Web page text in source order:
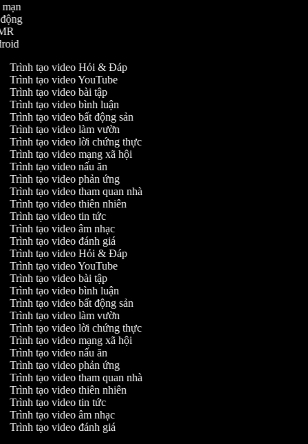
mạn
Trình tạo video Hỏi & Đáp
Trình tạo video YouTube
Trình tạo video bài tập
Trình tạo video bình luận
Trình tạo video bất động sản
Trình tạo video làm vườn
Trình tạo video lời chứng thực
Trình tạo video mạng xã hội
Trình tạo video nấu ăn
Trình tạo video phản ứng
Trình tạo video tham quan nhà
Trình tạo video thiên nhiên
Trình tạo video tin tức
Trình tạo video âm nhạc
Trình tạo video đánh giá
Trình tạo video Hỏi & Đáp
Trình tạo video YouTube
Trình tạo video bài tập
Trình tạo video bình luận
Trình tạo video bất động sản
Trình tạo video làm vườn
Trình tạo video lời chứng thực
Trình tạo video mạng xã hội
Trình tạo video nấu ăn
Trình tạo video phản ứng
Trình tạo video tham quan nhà
Trình tạo video thiên nhiên
Trình tạo video tin tức
Trình tạo video âm nhạc
Trình tạo video đánh giá